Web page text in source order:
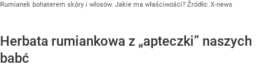
Rumianek bohaterem skóry i włosów. Jakie ma właściwości? Źródło: X-news
Herbata rumiankowa z „apteczki” naszych
babć